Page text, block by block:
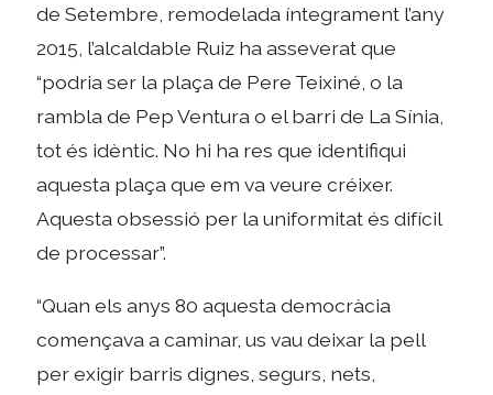
de Setembre, remodelada íntegrament l’any
2015, l’alcaldable Ruiz ha asseverat que
“podria ser la plaça de Pere Teixiné, o la
rambla de Pep Ventura o el barri de La Sínia,
tot és idèntic. No hi ha res que identifiqui
aquesta plaça que em va veure créixer.
Aquesta obsessió per la uniformitat és difícil
de processar”.
“Quan els anys 80 aquesta democràcia
començava a caminar, us vau deixar la pell
per exigir barris dignes, segurs, nets,